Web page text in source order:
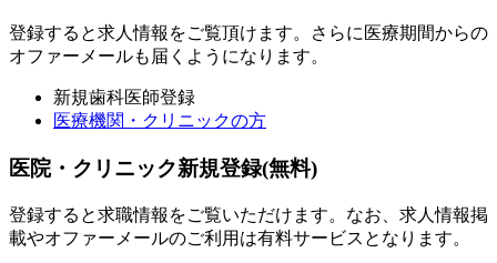
登録すると求人情報をご覧頂けます。さらに医療期間からの
オファーメールも届くようになります。
新規歯科医師登録
医療機関・クリニックの方
医院・クリニック新規登録(無料)
登録すると求職情報をご覧いただけます。なお、求人情報掲
載やオファーメールのご利用は有料サービスとなります。